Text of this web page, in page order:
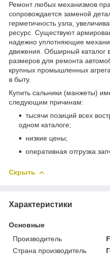
Ремонт любых механизмов
сопровождается заменой
герметичность узла,
ресурс. Существуют
надежно уплотняющие
движения. Обширный каталог
размеров для ремонта
крупных промышленных
в быту.
Купить сальники (манжеты)
следующим причинам:
тысячи позиций всех
одном каталоге;
низкие цены;
оперативная отгрузка
Скрыть
Характеристики
Основные
Производитель
Страна производитель